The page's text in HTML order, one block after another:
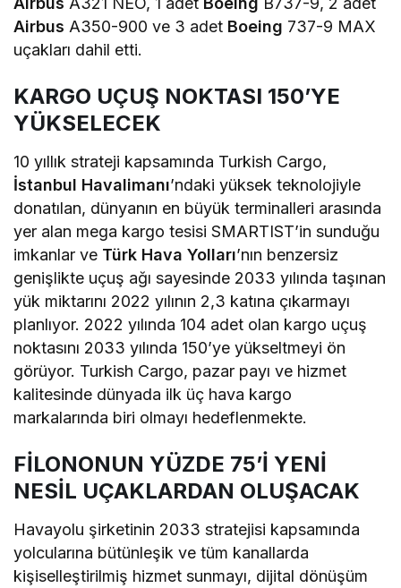
Airbus A350-900 ve 3 adet Boeing 737-9 MAX
uçakları dahil etti.
KARGO UÇUŞ NOKTASI 150’YE
YÜKSELECEK
10 yıllık strateji kapsamında Turkish Cargo,
İstanbul Havalimanı’ndaki yüksek teknolojiyle
donatılan, dünyanın en büyük terminalleri arasında
yer alan mega kargo tesisi SMARTIST’in sunduğu
imkanlar ve Türk Hava Yolları’nın benzersiz
genişlikte uçuş ağı sayesinde 2033 yılında taşınan
yük miktarını 2022 yılının 2,3 katına çıkarmayı
planlıyor. 2022 yılında 104 adet olan kargo uçuş
noktasını 2033 yılında 150’ye yükseltmeyi ön
görüyor. Turkish Cargo, pazar payı ve hizmet
kalitesinde dünyada ilk üç hava kargo
markalarında biri olmayı hedeflenmekte.
FİLONONUN YÜZDE 75’İ YENİ
NESİL UÇAKLARDAN OLUŞACAK
Havayolu şirketinin 2033 stratejisi kapsamında
yolcularına bütünleşik ve tüm kanallarda
kişiselleştirilmiş hizmet sunmayı, dijital dönüşüm